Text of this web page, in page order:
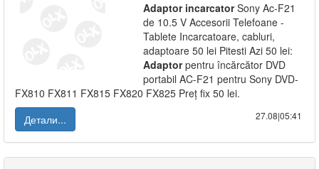
Adaptor incarcatorSony Ac-F21
de 10.5 V Accesorii Telefoane -
Tablete Incarcatoare, cabluri,
adaptoare 50 lei Pitesti Azi 50 lei:
Adaptorpentru încărcător DVD
portabil AC-F21 pentru Sony DVD-
FX810 FX811 FX815 FX820 FX825 Preț fix 50 lei.
Детали...
27.08|05:41